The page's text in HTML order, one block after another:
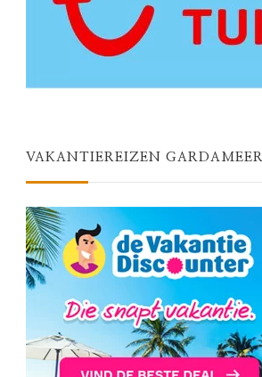
VAKANTIEREIZEN GARDAMEER